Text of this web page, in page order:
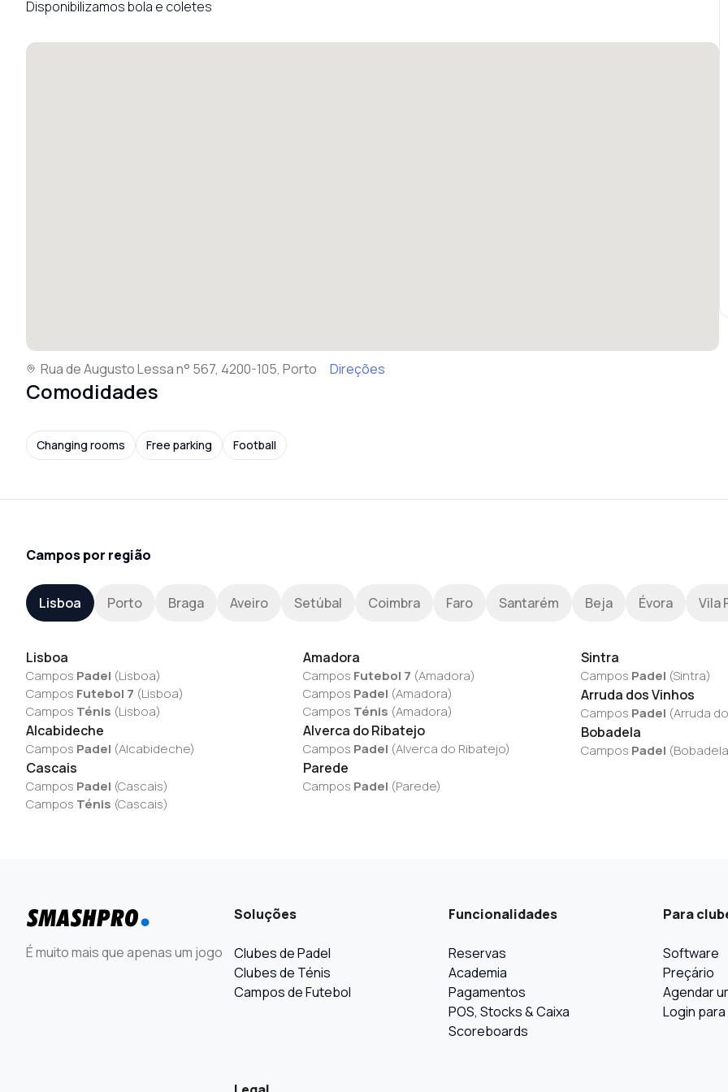
Disponibilizamos bola e coletes
Rua de Augusto Lessa n° 567, 4200-105, Porto Direções
Comodidades
Changing rooms Free parking Football
Campos por região
Lisboa Porto Braga Aveiro Setúbal Coimbra Faro Santarém Beja Évora Vila
Lisboa
Campos Padel (Lisboa)
Campos Futebol 7 (Lisboa)
Campos Ténis (Lisboa)
Alcabideche
Campos Padel (Alcabideche)
Cascais
Campos Padel (Cascais)
Campos Ténis (Cascais)
Amadora
Campos Futebol 7 (Amadora)
Campos Padel (Amadora)
Campos Ténis (Amadora)
Alverca do Ribatejo
Campos Padel (Alverca do Ribatejo)
Parede
Campos Padel (Parede)
Sintra
Campos Padel (Sintra)
Arruda dos Vinhos
Campos Padel (Arruda
Bobadela
Campos Padel (Bobadela
É muito mais que apenas um jogo
Soluções
Clubes de Padel
Clubes de Ténis
Campos de Futebol
Funcionalidades
Reservas
Academia
Pagamentos
POS, Stocks & Caixa
Scoreboards
Para
Software
Preçário
Agendar
Login